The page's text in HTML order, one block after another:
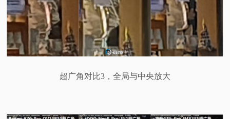
超广角对比3，全局与中央放大